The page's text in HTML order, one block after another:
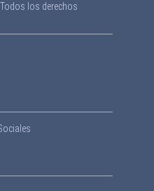
los derechos